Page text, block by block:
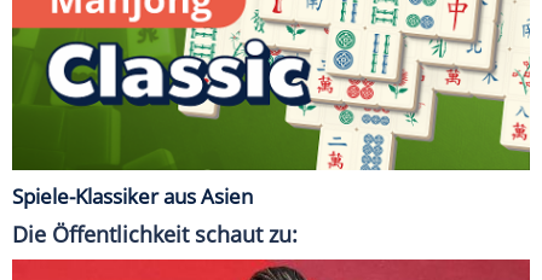
Spiele-Klassiker aus Asien
Die Öffentlichkeit schaut zu: